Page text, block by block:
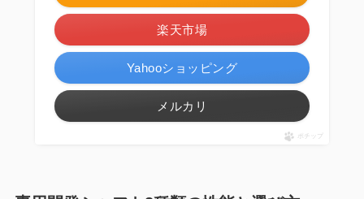
楽天市場
Yahooショッピング
メルカリ
ポチップ